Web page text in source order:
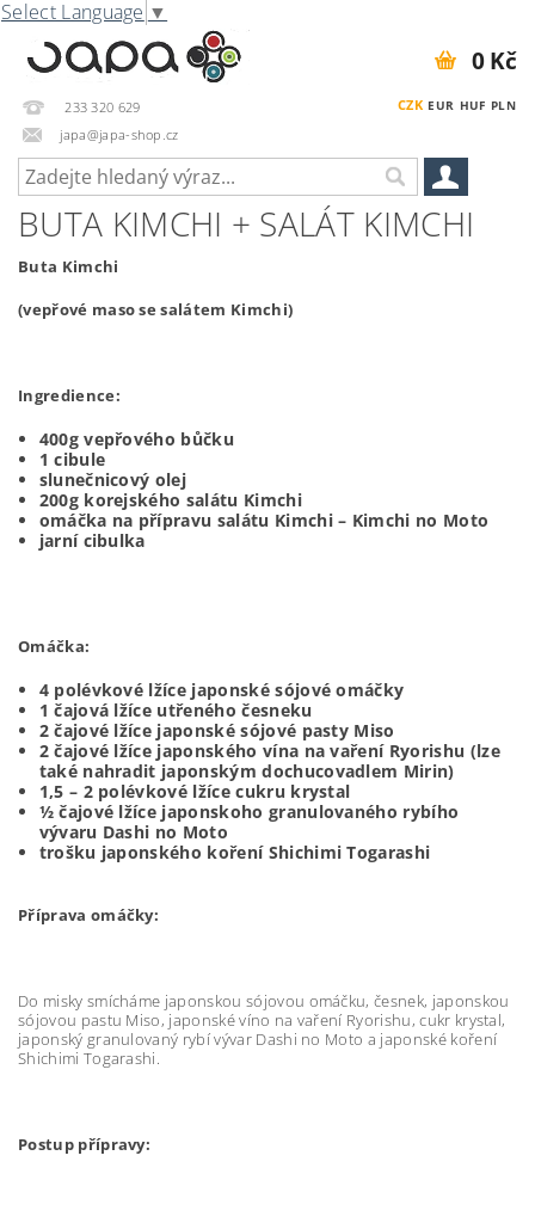
Select Language ▼
233 320 629
japa@japa-shop.cz
CZK EUR HUF PLN
0 Kč
BUTA KIMCHI + SALÁT KIMCHI
Buta Kimchi
(vepřové maso se salátem Kimchi)
Ingredience:
400g vepřového bůčku
1 cibule
slunečnicový olej
200g korejského salátu Kimchi
omáčka na přípravu salátu Kimchi – Kimchi no Moto
jarní cibulka
Omáčka:
4 polévkové lžíce japonské sójové omáčky
1 čajová lžíce utřeného česneku
2 čajové lžíce japonské sójové pasty Miso
2 čajové lžíce japonského vína na vaření Ryorishu (lze
také nahradit japonským dochucovadlem Mirin)
1,5 – 2 polévkové lžíce cukru krystal
½ čajové lžíce japonskoho granulovaného rybího
vývaru Dashi no Moto
trošku japonského koření Shichimi Togarashi
Příprava omáčky:
Do misky smícháme japonskou sójovou omáčku, česnek, japonskou
sójovou pastu Miso, japonské víno na vaření Ryorishu, cukr krystal,
japonský granulovaný rybí vývar Dashi no Moto a japonské koření
Shichimi Togarashi.
Postup přípravy: